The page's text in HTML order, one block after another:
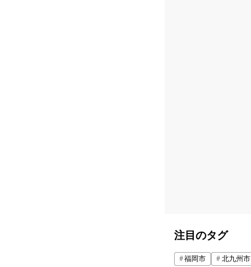
注目のタグ
福岡市 北九州市